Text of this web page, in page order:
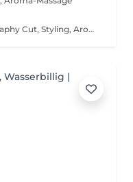
5 Zonen Haarwäsche, Pflege*, Calligraphy Cut, Styling, Aroma-Massage